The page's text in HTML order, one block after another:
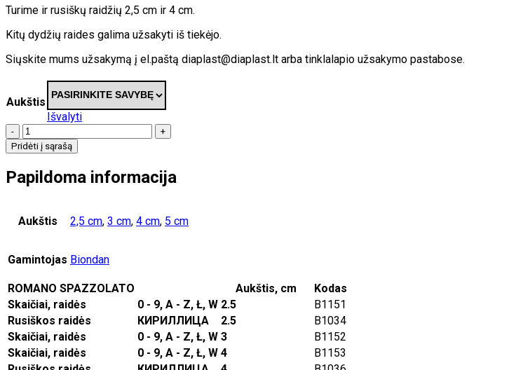
Turime ir rusiškų raidžių 2,5 cm ir 4 cm.
Kitų dydžių raides galima užsakyti iš tiekėjo.
Siųskite mums užsakymą į el.paštą diaplast@diaplast.lt arba tinklalapio užsakymo pastabose.
Aukštis
Išvalyti
-
+
Pridėti į sąrašą
Papildoma informacija
Aukštis 2,5 cm, 3 cm, 4 cm, 5 cm
Gamintojas Biondan
ROMANO SPAZZOLATO Aukštis, cm
Kodas
Skaičiai, raidės
0 - 9, A - Z, Ł, W 2.5
B1151
Rusiškos raidės
КИРИЛЛИЦА 2.5
B1034
Skaičiai, raidės
0 - 9, A - Z, Ł, W 3
B1152
Skaičiai, raidės
0 - 9, A - Z, Ł, W 4
B1153